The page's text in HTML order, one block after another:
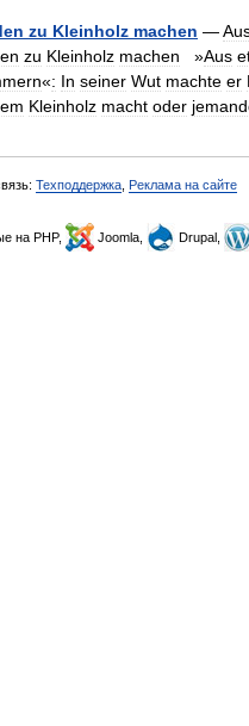
zu Kleinholz machen —
zu Kleinholz machen »Aus
«: In seiner Wut machte er
Kleinholz macht oder
Техподдержка Реклама на сайте
на PHP, Joomla, Drupal,